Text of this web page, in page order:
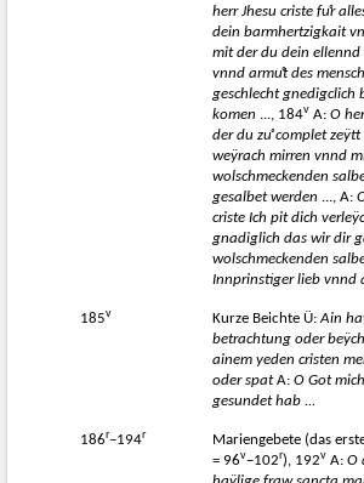
herr Jhesu criste fuͦr
dein barmhertzigkait
mit der du dein
vnnd armuͦt des
geschlecht gnedigclich
komen ..., 184v A: O
der du zuͦ complet
weÿrach mirren vnnd
wolschmeckenden
gesalbet werden ..., A:
criste Ich pit dich
gnadiglich das wir dir
wolschmeckenden
Innprinstiger lieb vnnd
185v Kurze Beichte Ü:Ain
betrachtung oder
ainem yeden cristen
oder spatA: O Got
gesundet hab ...
186r−194r
Mariengebete (das
= 96v−102r), 192v A: O